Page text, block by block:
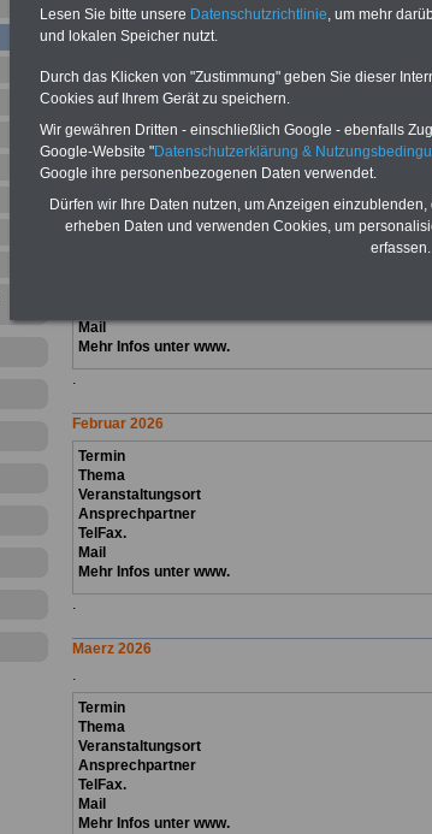
Januar2026
Thema:dbb Jahrestagung
Veranstaltungsort
Köln, Messe
Ansprechpartner
TelFax.
Mail
Mehr Infos unterwww.dbb.de
.
Termin
Mail
Mehr Infos unter www.
.
Februar 2026
Termin
Thema
Veranstaltungsort
Ansprechpartner
TelFax.
Mail
Mehr Infos unter www.
.
Maerz 2026
.
Termin
Thema
Veranstaltungsort
Ansprechpartner
TelFax.
Mail
Mehr Infos unter www.
Lesen Sie bitte unsere Datenschutzrichtlinie, um mehr
und lokalen Speicher nutzt.
Durch das Klicken von "Zustimmung" geben Sie dieser
Cookies auf Ihrem Gerät zu speichern.
Wir gewähren Dritten - einschließlich Google - ebenfalls
Google-Website "Datenschutzerklärung &
Google ihre personenbezogenen Daten verwendet.
Dürfen wir Ihre Daten nutzen, um Anzeigen
erheben Daten und verwenden Cookies, um
erfassen.